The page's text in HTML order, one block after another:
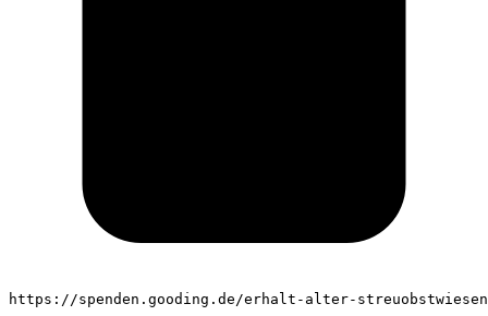
https://spenden.gooding.de/erhalt-alter-